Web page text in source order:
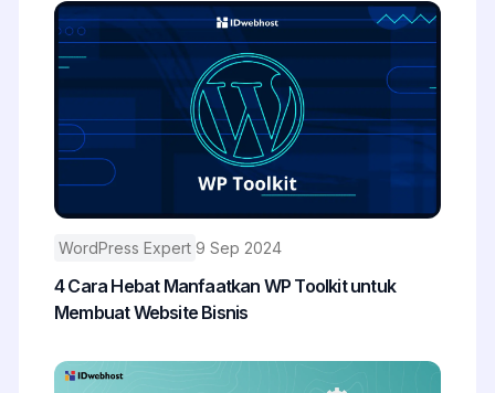
WordPress Expert 9 Sep 2024
4 Cara Hebat Manfaatkan WP Toolkit untuk
Membuat Website Bisnis